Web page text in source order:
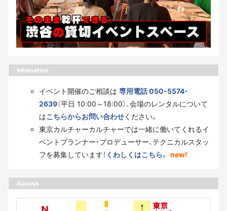
Infomation
イベント開催のご相談は 専用電話 050-5574-
2639（平日 10:00～18:00）、会場のレンタルについて
はこちらからお問い合わせください。
東京カルチャーカルチャーでは一緒に働いてくれるイ
ベントプランナー・プロデューサー、テクニカルスタッ
フを募集しています！ くわしくはこちら。 new!
Access